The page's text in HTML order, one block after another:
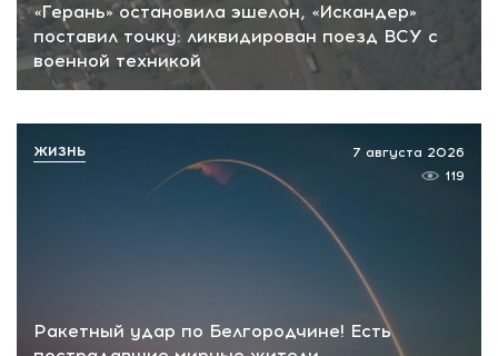
«Герань» остановила эшелон, «Искандер»
поставил точку: ликвидирован поезд ВСУ с
военной техникой
Ракетный удар по Белгородчине! Есть
7 августа 2026
119
ЖИЗНЬ